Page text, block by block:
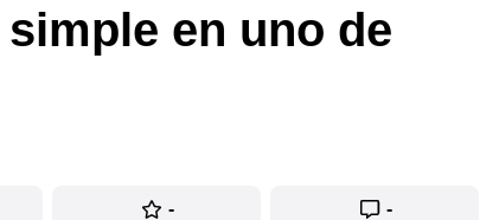
en uno de
- -